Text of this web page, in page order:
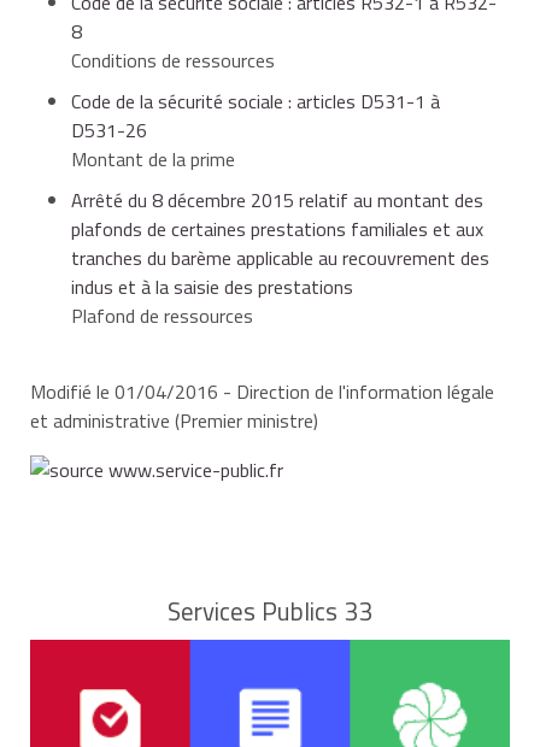
en 2014, à
8
Conditions de ressources
Code de la sécurité sociale : articles D531-1 à
D531-26
Montant de la prime
Arrêté du 8 décembre 2015 relatif au montant des
plafonds de certaines prestations familiales et aux
tranches du barème applicable au recouvrement des
indus et à la saisie des prestations
Plafond de ressources
Modifié le 01/04/2016 - Direction de l'information légale
et administrative (Premier ministre)
Services Publics 33